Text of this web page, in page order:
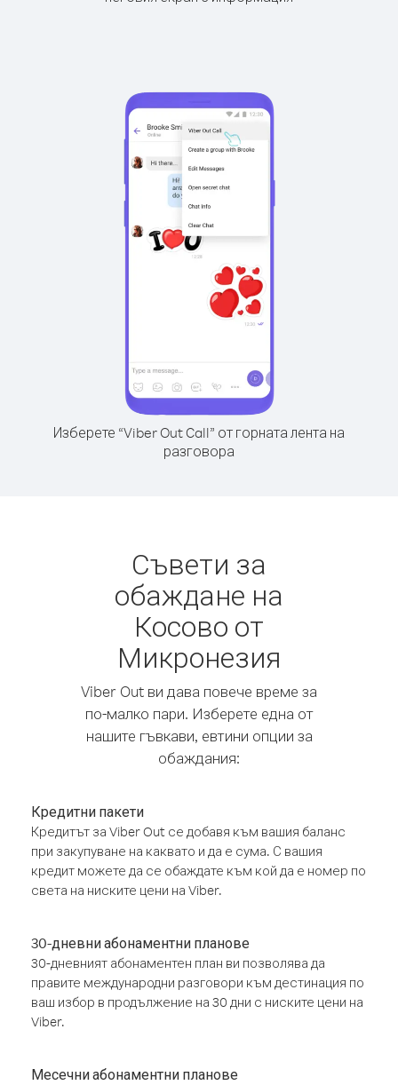
Изберете “Viber Out Call” от горната лента на
разговора
Съвети за
обаждане на
Косово от
Микронезия
Viber Out ви дава повече време за
по-малко пари. Изберете една от
нашите гъвкави, евтини опции за
обаждания:
Кредитни пакети
Кредитът за Viber Out се добавя към вашия баланс
при закупуване на каквато и да е сума. С вашия
кредит можете да се обаждате към кой да е номер по
света на ниските цени на Viber.
30-дневни абонаментни планове
30-дневният абонаментен план ви позволява да
правите международни разговори към дестинация по
ваш избор в продължение на 30 дни с ниските цени на
Viber.
Месечни абонаментни планове